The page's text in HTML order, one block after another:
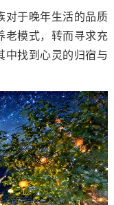
于晚年生活的品质
老模式，转而寻求充
中找到心灵的归宿与